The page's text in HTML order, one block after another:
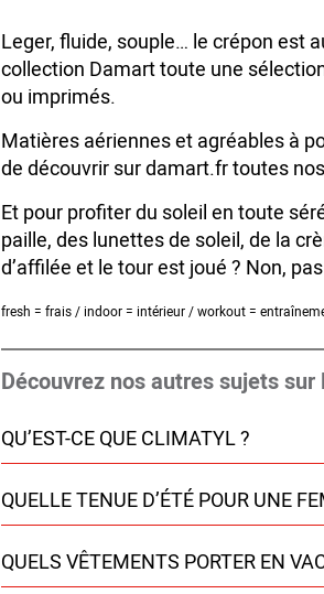
Leger, fluide, souple… le crépon est
collection Damart toute une
ou imprimés.
Matières aériennes et agréables à
de découvrir sur damart.fr toutes
Et pour profiter du soleil en toute
paille, des lunettes de soleil, de la
d’affilée et le tour est joué ? Non,
fresh = frais / indoor = intérieur / workout =
Découvrez nos autres sujets
QU’EST-CE QUE CLIMATYL ?
QUELLE TENUE D’ÉTÉ POUR UNE
QUELS VÊTEMENTS PORTER EN